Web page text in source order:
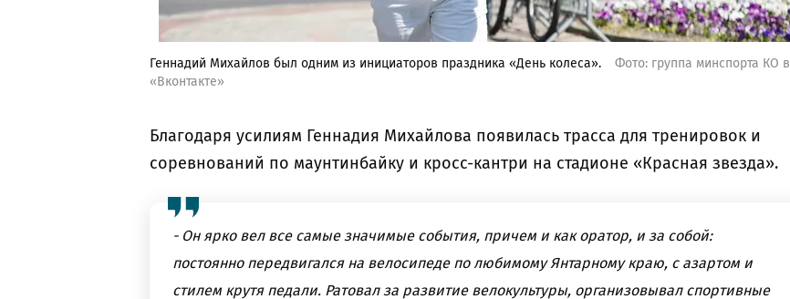
Геннадий Михайлов был одним из инициаторов праздника «День колеса».
Фото: группа минспорта КО в
«Вконтакте»
Благодаря усилиям Геннадия Михайлова появилась трасса для тренировок и
соревнований по маунтинбайку и кросс-кантри на стадионе «Красная звезда».
- Он ярко вел все самые значимые события, причем и как оратор, и за собой:
постоянно передвигался на велосипеде по любимому Янтарному краю, с азартом и
стилем крутя педали. Ратовал за развитие велокультуры, организовывал спортивные